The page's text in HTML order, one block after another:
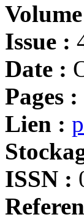
Issue :
Date :
Pages :
Lien :
ISSN :